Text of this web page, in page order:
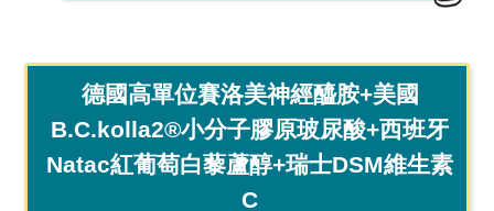
德國高單位賽洛美神經醯胺+美國
B.C.kolla2®小分子膠原玻尿酸+西班牙
Natac紅葡萄白藜蘆醇+瑞士DSM維生素
C